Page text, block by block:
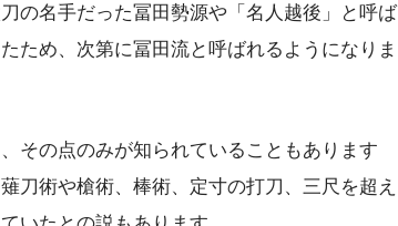
の名手だった冨田勢源や「名人越後」と呼ば
ため、次第に冨田流と呼ばれるようになりま
その点のみが知られていることもあります
刀術や槍術、棒術、定寸の打刀、三尺を超え